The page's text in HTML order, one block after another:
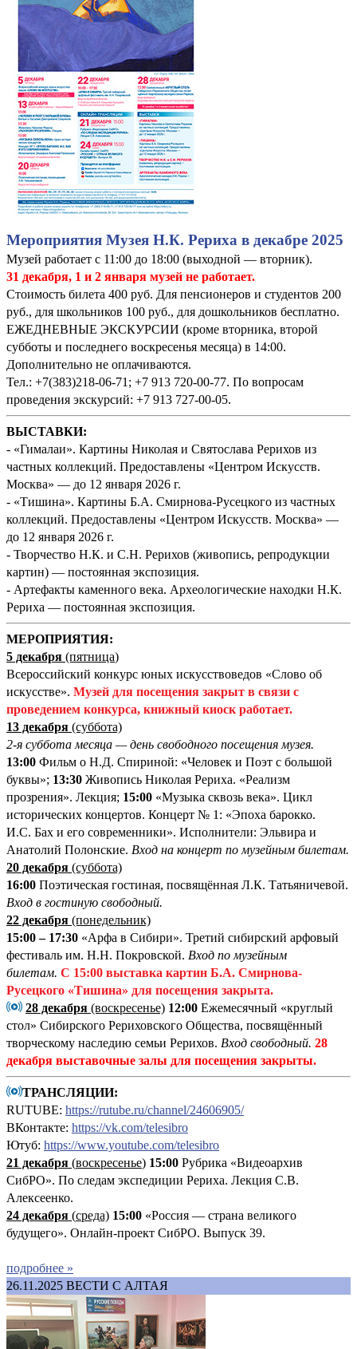
Мероприятия Музея Н.К. Рериха в декабре 2025
Музей работает с 11:00 до 18:00 (выходной — вторник).
31 декабря, 1 и 2 января музей не работает.
Стоимость билета 400 руб. Для пенсионеров и студентов 200
руб., для школьников 100 руб., для дошкольников бесплатно.
ЕЖЕДНЕВНЫЕ ЭКСКУРСИИ (кроме вторника, второй
субботы и последнего воскресенья месяца) в 14:00.
Дополнительно не оплачиваются.
Тел.: +7(383)218-06-71; +7 913 720-00-77. По вопросам
проведения экскурсий: +7 913 727-00-05.
ВЫСТАВКИ:
- «Гималаи». Картины Николая и Святослава Рерихов из
частных коллекций. Предоставлены «Центром Искусств.
Москва» — до 12 января 2026 г.
- «Тишина». Картины Б.А. Смирнова-Русецкого из частных
коллекций. Предоставлены «Центром Искусств. Москва» —
до 12 января 2026 г.
- Творчество Н.К. и С.Н. Рерихов (живопись, репродукции
картин) — постоянная экспозиция.
- Артефакты каменного века. Археологические находки Н.К.
Рериха — постоянная экспозиция.
МЕРОПРИЯТИЯ:
5 декабря (пятница)
Всероссийский конкурс юных искусствоведов «Слово об
искусстве». Музей для посещения закрыт в связи с
проведением конкурса, книжный киоск работает.
13 декабря (суббота)
2-я суббота месяца — день свободного посещения музея.
13:00 Фильм о Н.Д. Спириной: «Человек и Поэт с большой
буквы»; 13:30 Живопись Николая Рериха. «Реализм
прозрения». Лекция; 15:00 «Музыка сквозь века». Цикл
исторических концертов. Концерт № 1: «Эпоха барокко.
И.С. Бах и его современники». Исполнители: Эльвира и
Анатолий Полонские. Вход на концерт по музейным билетам.
20 декабря (суббота)
16:00 Поэтическая гостиная, посвящённая Л.К. Татьяничевой.
Вход в гостиную свободный.
22 декабря (понедельник)
15:00 – 17:30 «Арфа в Сибири». Третий сибирский арфовый
фестиваль им. Н.Н. Покровской. Вход по музейным
билетам. С 15:00 выставка картин Б.А. Смирнова-
Русецкого «Тишина» для посещения закрыта.
28 декабря (воскресенье) 12:00 Ежемесячный «круглый
стол» Сибирского Рериховского Общества, посвящённый
творческому наследию семьи Рерихов. Вход свободный. 28
декабря выставочные залы для посещения закрыты.
ТРАНСЛЯЦИИ:
RUTUBE: https://rutube.ru/channel/24606905/
ВКонтакте: https://vk.com/telesibro
Ютуб: https://www.youtube.com/telesibro
21 декабря (воскресенье) 15:00 Рубрика «Видеоархив
СибРО». По следам экспедиции Рериха. Лекция С.В.
Алексеенко.
24 декабря (среда) 15:00 «Россия — страна великого
будущего». Онлайн-проект СибРО. Выпуск 39.
подробнее »
26.11.2025 ВЕСТИ С АЛТАЯ